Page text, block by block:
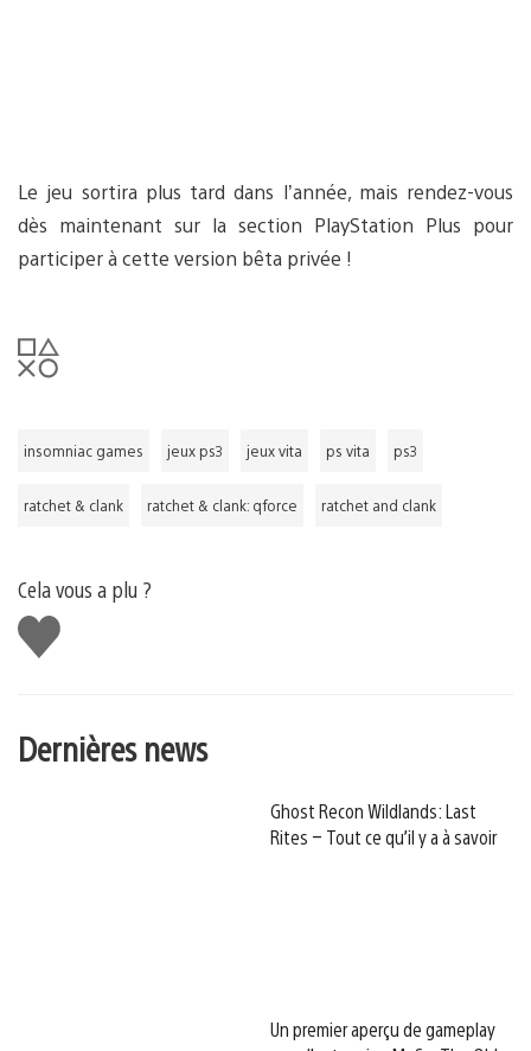
Le jeu sortira plus tard dans l’année, mais rendez-vous
dès maintenant sur la section PlayStation Plus pour
participer à cette version bêta privée !
insomniac games jeux ps3 jeux vita ps vita ps3
ratchet & clank ratchet & clank: qforce ratchet and clank
Cela vous a plu ?
J'aime
Dernières news
Ghost Recon Wildlands: Last
Rites – Tout ce qu’il y a à savoir
Un premier aperçu de gameplay